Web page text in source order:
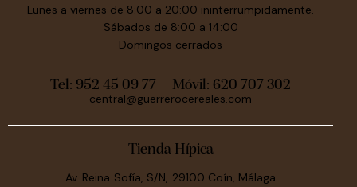
Lunes a viernes de 8:00 a 20:00 ininterrumpidamente.
Sábados de 8:00 a 14:00
Domingos cerrados
Tel: 952 45 09 77 Móvil: 620 707 302
central@guerrerocereales.com
Tienda Hípica
Av. Reina Sofía, S/N, 29100 Coín, Málaga